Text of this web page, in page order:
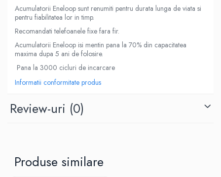
Acumulatorii Eneloop sunt renumiti pentru durata lunga de viata si
pentru fiabilitatea lor in timp.
Recomandati telefoanele fixe fara fir.
Acumulatorii Eneloop isi mentin pana la 70% din capacitatea
maxima dupa 5 ani de folosire.
Pana la 3000 cicluri de incarcare
Informatii conformitate produs
Review-uri (0)
Produse similare